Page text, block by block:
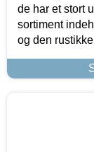
de har et stort
sortiment
og den